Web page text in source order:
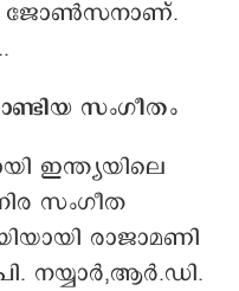
ജോൺസനാണ്.
സംഗീതം
ഇന്ത്യയിലെ
സംഗീത
രാജാമണി
നയ്യാര്‍,ആര്‍.ഡി.